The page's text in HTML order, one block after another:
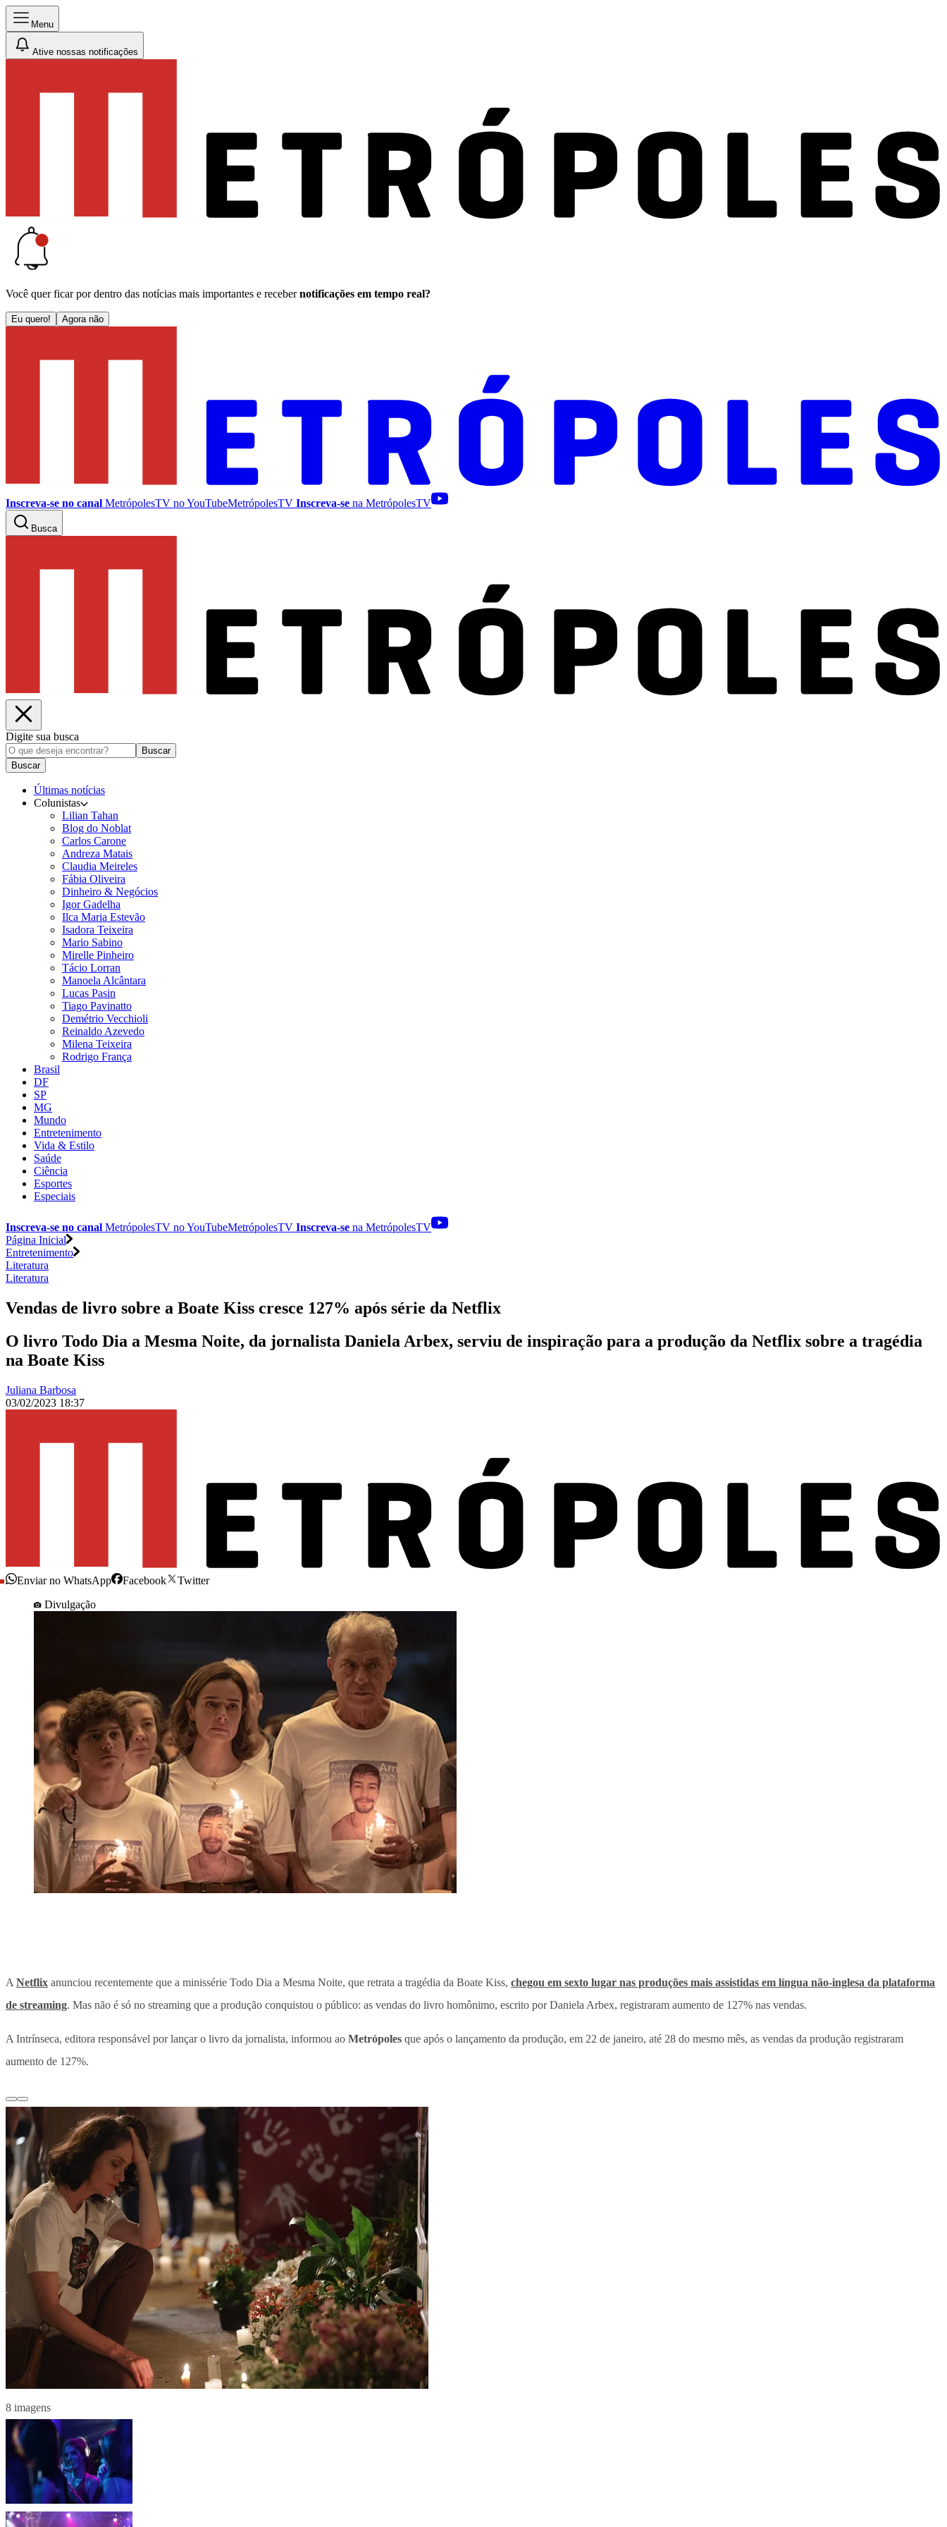
Menu
Ative nossas notificações
Você quer ficar por dentro das notícias mais importantes e receber notificações em tempo real?
Eu quero! Agora não
Inscreva-se no canal MetrópolesTV noYouTubeMetrópolesTV Inscreva-se na MetrópolesTV
Busca
Digite sua busca
Buscar
Buscar
Últimas notícias
Colunistas
Lilian Tahan
Blog do Noblat
Carlos Carone
Andreza Matais
Claudia Meireles
Fábia Oliveira
Dinheiro & Negócios
Igor Gadelha
Ilca Maria Estevão
Isadora Teixeira
Mario Sabino
Mirelle Pinheiro
Tácio Lorran
Manoela Alcântara
Lucas Pasin
Tiago Pavinatto
Demétrio Vecchioli
Reinaldo Azevedo
Milena Teixeira
Rodrigo França
Brasil
DF
SP
MG
Mundo
Entretenimento
Vida & Estilo
Saúde
Ciência
Esportes
Especiais
Inscreva-se no canal MetrópolesTV noYouTubeMetrópolesTV Inscreva-se na MetrópolesTV
Página Inicial
Entretenimento
Literatura
Literatura
Vendas de livro sobre a Boate Kiss cresce 127% após série da Netflix
O livro Todo Dia a Mesma Noite, da jornalista Daniela Arbex, serviu de inspiração para a produção da Netflix sobre a tragédia
na Boate Kiss
Juliana Barbosa
03/02/2023 18:37
Enviar no WhatsApp Facebook
Twitter
Divulgação
A Netflix anunciou recentemente que a minissérie Todo Dia a Mesma Noite, que retrata a tragédia da Boate Kiss, chegou em sexto lugar nas produções mais assistidas em língua não-inglesa da plataforma
de streaming. Mas não é só no streaming que a produção conquistou o público: as vendas do livro homônimo, escrito por Daniela Arbex, registraram aumento de 127% nas vendas.
A Intrínseca, editora responsável por lançar o livro da jornalista, informou ao Metrópoles que após o lançamento da produção, em 22 de janeiro, até 28 do mesmo mês, as vendas da produção registraram
aumento de 127%.
8 imagens